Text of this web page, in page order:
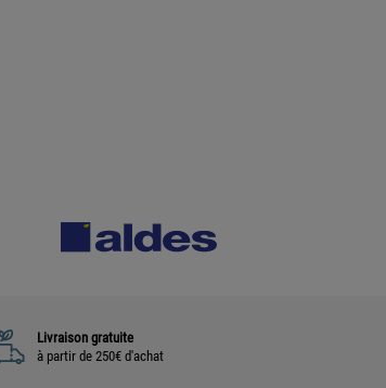
Livraison gratuite
à partir de 250€ d'achat